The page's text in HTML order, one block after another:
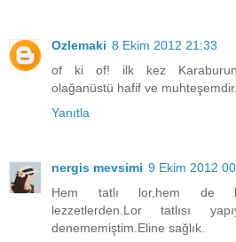
Ozlemaki 8 Ekim 2012 21:33
of ki of! ilk kez
olağanüstü hafif ve
Yanıtla
nergis mevsimi 9 Ekim 2012
Hem tatlı lor,hem de
lezzetlerden.Lor tatlısı
denememiştim.Eline sağlık.